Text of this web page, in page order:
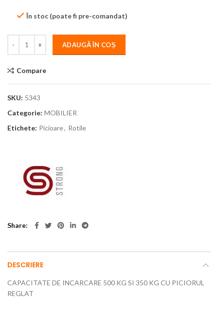
În stoc (poate fi pre-comandat)
ADAUGĂ ÎN COȘ
Compare
SKU: 5343
Categorie: MOBILIER
Etichete: Picioare, Rotile
Share
DESCRIERE
CAPACITATE DE INCARCARE 500 KG SI 350 KG CU PICIORUL
REGLAT